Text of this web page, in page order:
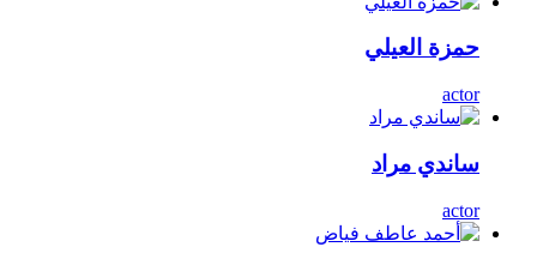
حمزة العيلي
actor
ساندي مراد
actor